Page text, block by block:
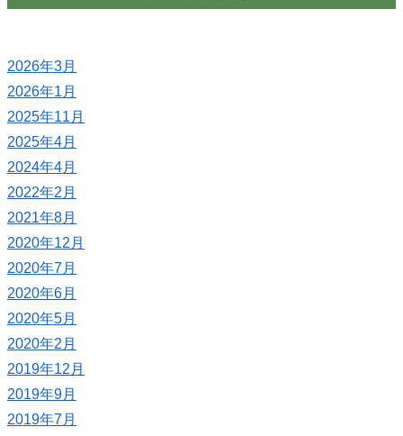
2026年3月
2026年1月
2025年11月
2025年4月
2024年4月
2022年2月
2021年8月
2020年12月
2020年7月
2020年6月
2020年5月
2020年2月
2019年12月
2019年9月
2019年7月